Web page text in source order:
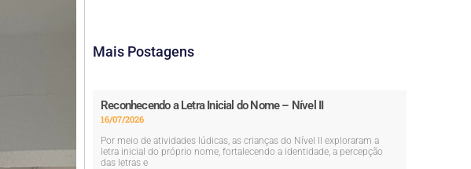
Mais Postagens
Reconhecendo a Letra Inicial do Nome – Nível II
16/07/2026
Por meio de atividades lúdicas, as crianças do Nível II exploraram a
letra inicial do próprio nome, fortalecendo a identidade, a percepção
das letras e